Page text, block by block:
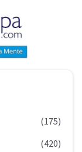
(175)
(420)